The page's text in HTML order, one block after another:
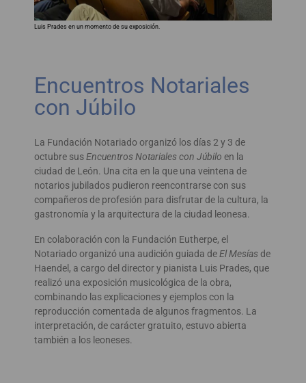
Luis Prades en un momento de su exposición.
Encuentros Notariales
con Júbilo
La Fundación Notariado organizó los días 2 y 3 de
octubre susEncuentros Notariales con Júbilo en la
ciudad de León. Una cita en la que una veintena de
notarios jubilados pudieron reencontrarse con sus
compañeros de profesión para disfrutar de la cultura, la
gastronomía y la arquitectura de la ciudad leonesa.
En colaboración con la Fundación Eutherpe, el
Notariado organizó una audición guiada deEl Mesías de
Haendel, a cargo del director y pianista Luis Prades, que
realizó una exposición musicológica de la obra,
combinando las explicaciones y ejemplos con la
reproducción comentada de algunos fragmentos. La
interpretación, de carácter gratuito, estuvo abierta
también a los leoneses.